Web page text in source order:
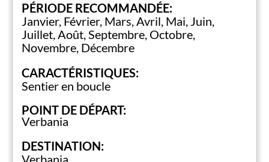
PÉRIODE RECOMMANDÉE:
Janvier, Février, Mars, Avril, Mai, Juin,
Juillet, Août, Septembre, Octobre,
Novembre, Décembre
CARACTÉRISTIQUES:
Sentier en boucle
POINT DE DÉPART:
Verbania
DESTINATION:
Verbania